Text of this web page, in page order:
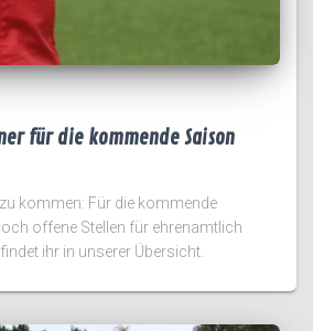
für die kommende Saison
kommen: Für die kommende
offene Stellen für ehrenamtlich
ihr in unserer Übersicht.